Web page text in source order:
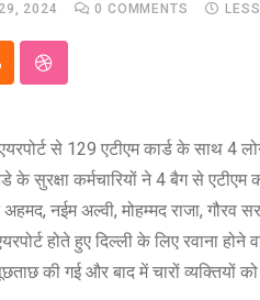
2024 0 COMMENTS
StumbleUpon
से 129 एटीएम कार्ड के साथ 4
कर्मचारियों ने 4 बैग से एटीएम
नईम अल्वी, मोहम्मद राजा, गौरव
होते हुए दिल्ली के लिए रवाना
की गई और बाद में चारों व्यक्तियों